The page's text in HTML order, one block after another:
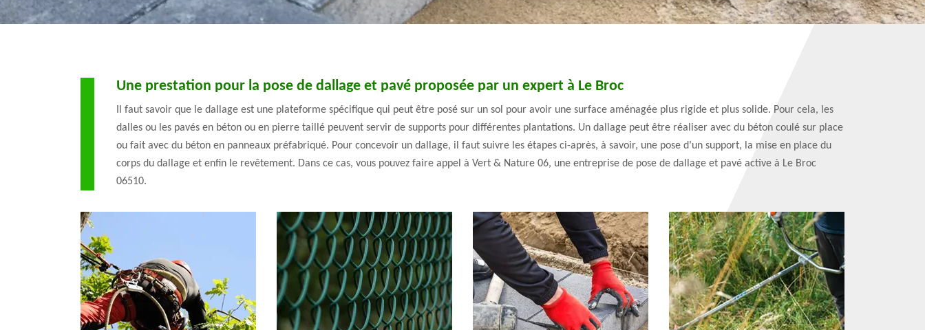
Une prestation pour la pose de dallage et pavé proposée par un expert à Le Broc
Il faut savoir que le dallage est une plateforme spécifique qui peut être posé sur un sol pour avoir une surface aménagée plus rigide et plus solide. Pour cela, les
dalles ou les pavés en béton ou en pierre taillé peuvent servir de supports pour différentes plantations. Un dallage peut être réaliser avec du béton coulé sur place
ou fait avec du béton en panneaux préfabriqué. Pour concevoir un dallage, il faut suivre les étapes ci-après, à savoir, une pose d’un support, la mise en place du
corps du dallage et enfin le revêtement. Dans ce cas, vous pouvez faire appel à Vert & Nature 06, une entreprise de pose de dallage et pavé active à Le Broc
06510.